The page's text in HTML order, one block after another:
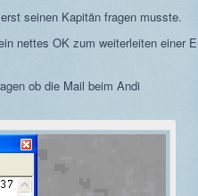
seinen Kapitän fragen musste.
nettes OK zum weiterleiten einer
ob die Mail beim Andi